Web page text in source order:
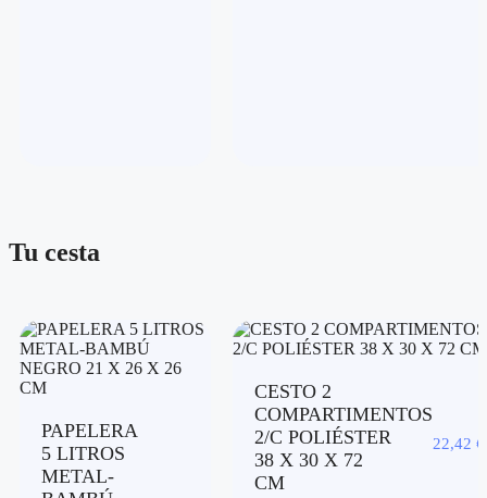
Tu cesta
PAPELERA
5 LITROS
METAL-
CESTO 2
COMPARTIMENTOS
2/C POLIÉSTER
38 X 30 X 72
CM
22,42 €